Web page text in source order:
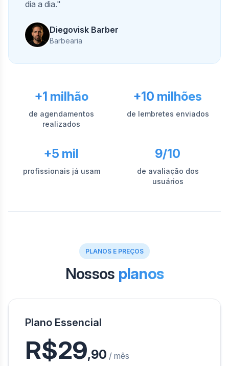
dia a dia."
Diegovisk Barber
Barbearia
+1 milhão
de agendamentos
realizados
+10 milhões
de lembretes enviados
+5 mil
profissionais já usam
9/10
de avaliação dos
usuários
PLANOS E PREÇOS
Nossos planos
Plano Essencial
R$29,90 / mês